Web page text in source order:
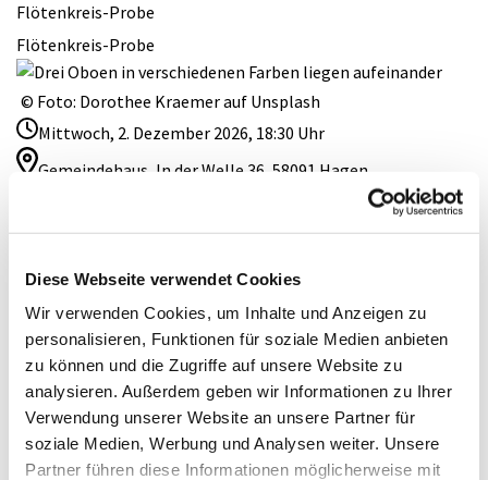
Diese Webseite verwendet Cookies
Wir verwenden Cookies, um Inhalte und Anzeigen zu
personalisieren, Funktionen für soziale Medien anbieten
zu können und die Zugriffe auf unsere Website zu
analysieren. Außerdem geben wir Informationen zu Ihrer
Verwendung unserer Website an unsere Partner für
soziale Medien, Werbung und Analysen weiter. Unsere
Partner führen diese Informationen möglicherweise mit
Flötenkreis-Probe
Flötenkreis-Probe
© Foto: Dorothee Kraemer auf Unsplash
Mittwoch, 2. Dezember 2026, 18:30 Uhr
Gemeindehaus, In der Welle 36, 58091 Hagen
Der Flötenkreis musiziert auf Sopran-, Alt-, Tenor- und
allen Jahrhunderten. Das Ensemble bereichert besondere
Festgottesdienste etwa zu Weihnachten, Ostern oder auch
gelegentliche Predigtgottesdienste mit festlicher
Flötenmusik.
Interessierte Blockflötenspielerinnen und -spieler, die
Freude am Musizieren haben, sind herzlich willkommen! Eine
Kontaktaufnahme per Email unter Christuskirche-Eilpe@t-
online.de ist jederzeit möglich.